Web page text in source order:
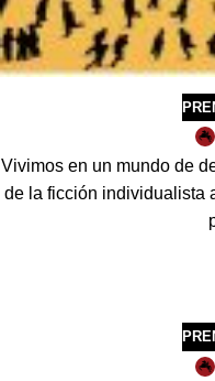
Vivimos en un mundo de
de la ficción individualista